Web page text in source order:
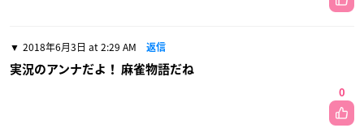
2018年6月3日 at 2:29 AM 返信
実況のアンナだよ！ 麻雀物語だね
0